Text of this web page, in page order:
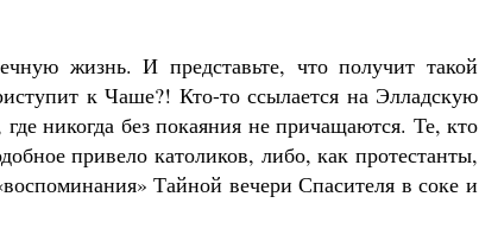
жизнь. И представьте, что получит такой
к Чаше?! Кто-то ссылается на Элладскую
никогда без покаяния не причащаются. Те, кто
привело католиков, либо, как протестанты,
Тайной вечери Спасителя в соке и